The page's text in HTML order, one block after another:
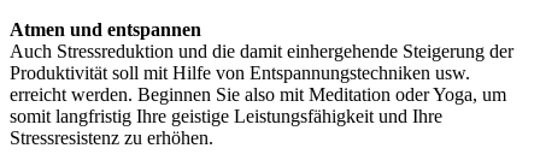
Atmen und entspannen
Auch Stressreduktion und die damit einhergehende Steigerung der
Produktivität soll mit Hilfe von Entspannungstechniken usw.
erreicht werden. Beginnen Sie also mit Meditation oder Yoga, um
somit langfristig Ihre geistige Leistungsfähigkeit und Ihre
Stressresistenz zu erhöhen.